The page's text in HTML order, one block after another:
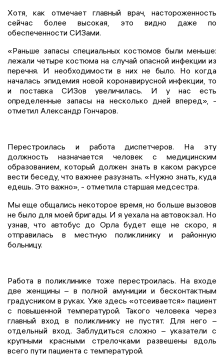
Хотя, как отмечает главный врач, настороженность
сейчас более высокая, это видно даже по
обеспеченности СИЗами.
«Раньше запасы специальных костюмов были меньше:
лежали четыре костюма на случай опасной инфекции из
перечня. И необходимости в них не было. Но когда
началась эпидемия новой коронавирусной инфекции, то
и поставка СИЗов увеличилась. И у нас есть
определенные запасы на несколько дней вперед», -
отметил Александр Гончаров.
Перестроилась и работа диспетчеров. На эту
должность назначается человек с медицинским
образованием, который должен знать в каком ракурсе
вести беседу, что важнее разузнать. «Нужно знать, куда
едешь. Это важно», - отметила старшая медсестра.
Мы еще общались некоторое время, но больше вызовов
не было для моей бригады. И я уехала на автовокзал. Но
узнав, что автобус до Орла будет еще не скоро, я
отправилась в местную поликлинику и районную
больницу.
Работа в поликлинике тоже перестроилась. На входе
две женщины – в полной амуниции и бесконтактным
градусником в руках. Уже здесь «отсеивается» пациент
с повышенной температурой. Такого человека через
главный вход в поликлинику не пустят. Для него –
отдельный вход. Заблудиться сложно – указатели с
крупными красными стрелочками развешены вдоль
всего пути пациента с температурой.